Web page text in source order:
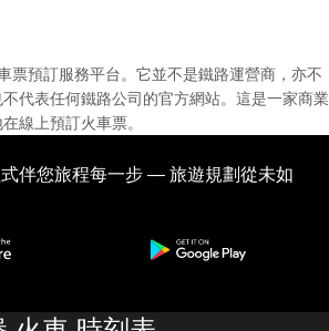
票預訂服務平台。它並不是鐵路運營商，亦不
代表任何鐵路公司的官方網站。這是一家商業
線上預訂火車票。
伴您旅程每一步 — 旅遊規劃從未如